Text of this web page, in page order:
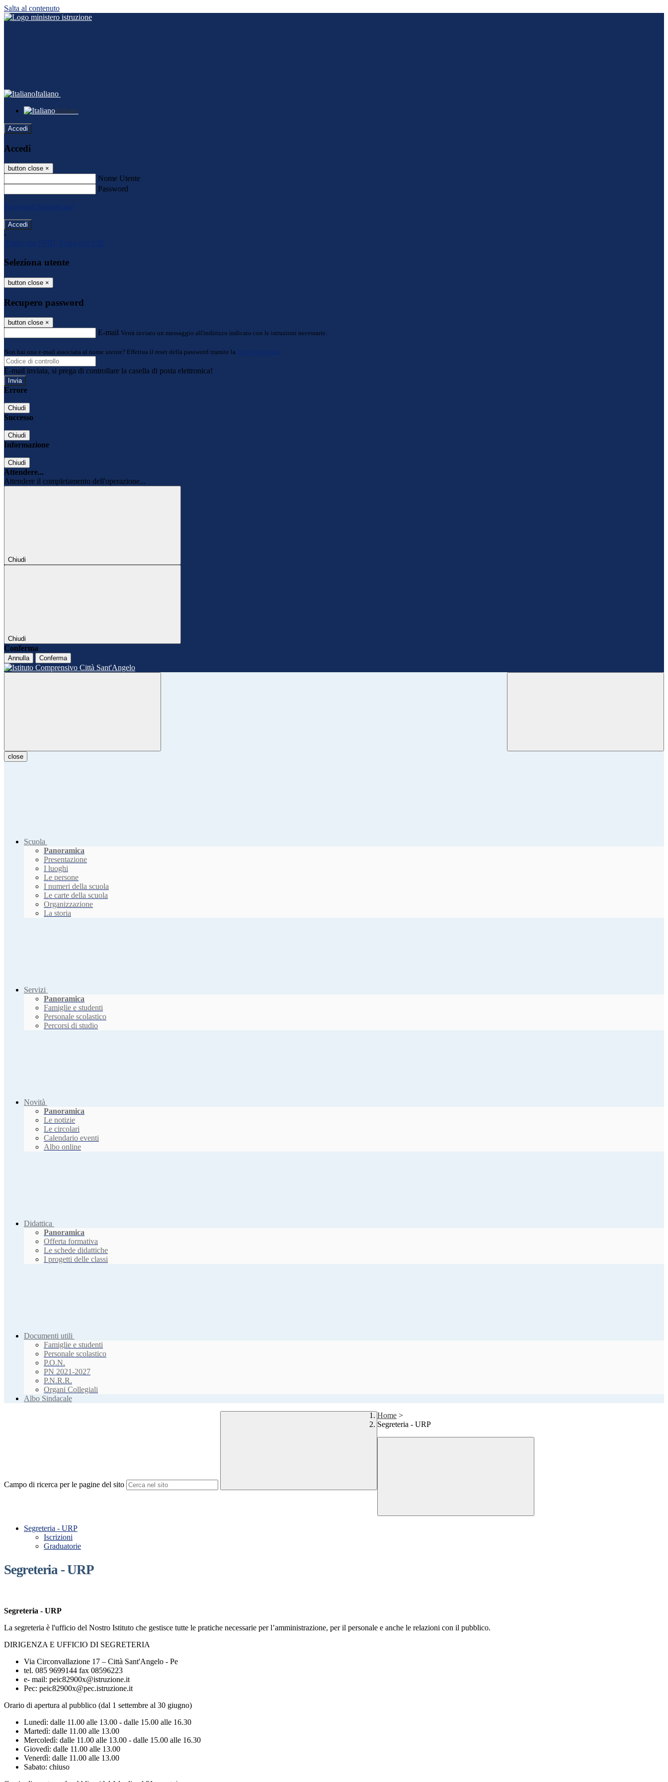
Salta al contenuto
Italiano
Italiano
Accedi
Accedi
button close ×
Nome Utente
Password
Password dimenticata?
-
Entra con SPID
Entra con CIE
Seleziona utente
button close ×
Recupero password
button close ×
E-mail Verrà inviato un messaggio all'indirizzo indicato con le istruzioni necessarie.
Non hai una e-mail associata al nome utente? Effettua il reset della password tramite la Login Spaggiari
E-mail inviata, si prega di controllare la casella di posta elettronica!
Errore
Chiudi
Successo
Chiudi
Informazione
Chiudi
Attendere...
Attendere il completamento dell'operazione...
Chiudi
Chiudi
Conferma
Annulla Conferma
close
Scuola
Panoramica
Presentazione
I luoghi
Le persone
I numeri della scuola
Le carte della scuola
Organizzazione
La storia
Servizi
Panoramica
Famiglie e studenti
Personale scolastico
Percorsi di studio
Novità
Panoramica
Le notizie
Le circolari
Calendario eventi
Albo online
Didattica
Panoramica
Offerta formativa
Le schede didattiche
I progetti delle classi
Documenti utili
Famiglie e studenti
Personale scolastico
P.O.N.
PN 2021-2027
P.N.R.R.
Organi Collegiali
Albo Sindacale
Campo di ricerca per le pagine del sito
Home >
Segreteria - URP
Segreteria - URP
Iscrizioni
Graduatorie
Segreteria - URP
Segreteria - URP
La segreteria è l'ufficio del Nostro Istituto che gestisce tutte le pratiche necessarie per l’amministrazione, per il personale e anche le relazioni con il pubblico.
DIRIGENZA E UFFICIO DI SEGRETERIA
Via Circonvallazione 17 – Città Sant'Angelo - Pe
tel. 085 9699144 fax 08596223
e- mail: peic82900x@istruzione.it
Pec: peic82900x@pec.istruzione.it
Orario di apertura al pubblico (dal 1 settembre al 30 giugno)
Lunedì: dalle 11.00 alle 13.00 - dalle 15.00 alle 16.30
Martedì: dalle 11.00 alle 13.00
Mercoledì: dalle 11.00 alle 13.00 - dalle 15.00 alle 16.30
Giovedì: dalle 11.00 alle 13.00
Venerdì: dalle 11.00 alle 13.00
Sabato: chiuso